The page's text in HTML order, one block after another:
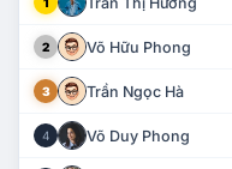
2 Võ Hữu Phong
3 Trần Ngọc Hà
4 Võ Duy Phong